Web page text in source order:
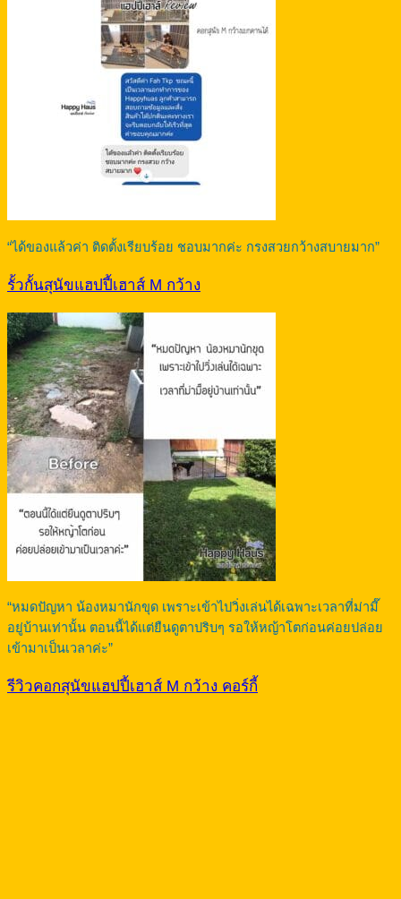
“ได้ของแล้วค่า ติดตั้งเรียบร้อย ชอบมากค่ะ กรงสวยกว้างสบายมาก”
รั้วกั้นสุนัขแฮปปี้เฮาส์ M กว้าง
“หมดปัญหา น้องหมานักขุด เพราะเข้าไปวิ่งเล่นได้เฉพาะเวลาที่ม่ามี๊
อยู่บ้านเท่านั้น ตอนนี้ได้แต่ยืนดูตาปริบๆ รอให้หญ้าโตก่อนค่อยปล่อย
เข้ามาเป็นเวลาค่ะ”
รีวิวคอกสุนัขแฮปปี้เฮาส์ M กว้าง คอร์กี้